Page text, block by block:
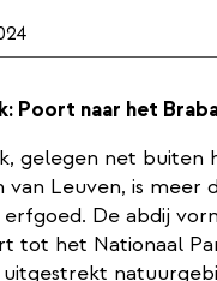
Poort naar het
gelegen net buiten
van Leuven, is meer
De abdij
tot het Nationaal
uitgestrekt